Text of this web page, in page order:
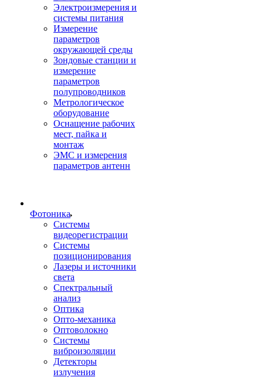
Электроизмерения и
системы питания
Измерение
параметров
окружающей среды
Зондовые станции и
измерение
параметров
полупроводников
Метрологическое
оборудование
Оснащение рабочих
мест, пайка и
монтаж
ЭМС и измерения
параметров антенн
Фотоника
Cистемы
видеорегистрации
Системы
позиционирования
Лазеры и источники
света
Спектральный
анализ
Оптика
Опто-механика
Оптоволокно
Системы
виброизоляции
Детекторы
излучения